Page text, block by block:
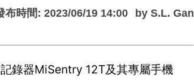
布時間: 2023/06/19 14:00 by S.L. Gan
錄器MiSentry 12T及其專屬手機